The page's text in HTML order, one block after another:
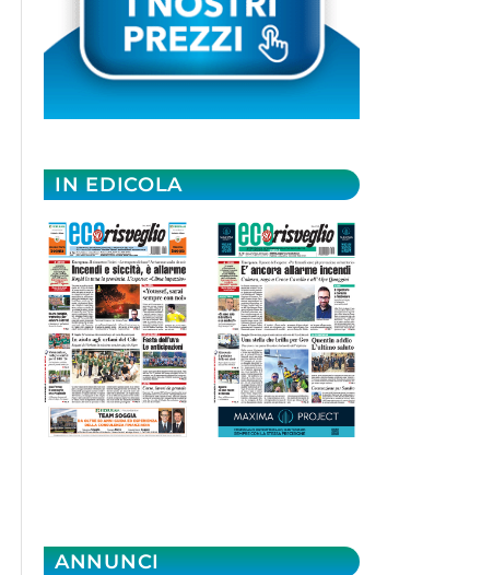
IN EDICOLA
ANNUNCI